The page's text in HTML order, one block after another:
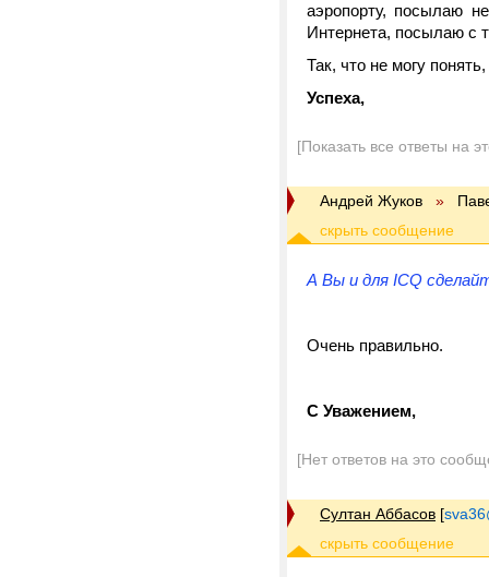
аэропорту, посылаю
Интернета, посылаю с
Так, что не могу
Успеха,
[Показать все ответы на
Андрей Жуков »
А Вы и для ICQ
Очень правильно.
С Уважением,
[Нет ответов на это
Султан Аббасов [